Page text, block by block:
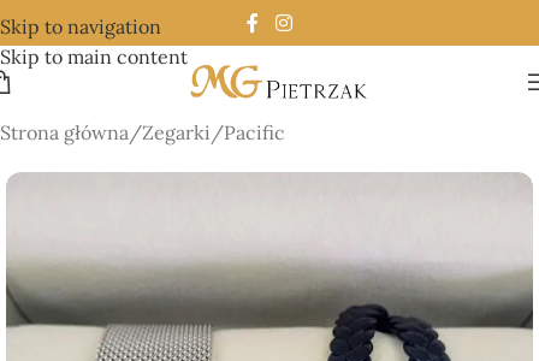
Skip to navigation
Skip to main content
Strona główna/Zegarki /Pacific